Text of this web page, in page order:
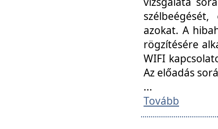
azokat. A
rögzítésére
WIFI
Az előadás
...
Tovább